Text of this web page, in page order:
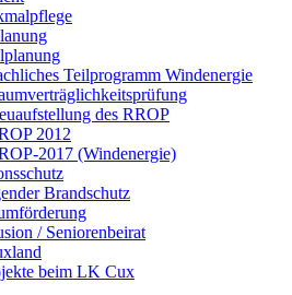
Teilprogramm Windenergie
des RROP
2012
2017 (Windenergie)
Brandschutz
/ Seniorenbeirat
beim LK Cux